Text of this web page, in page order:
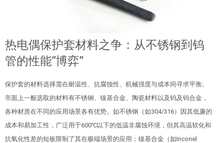
热电偶保护套材料之争：从不锈钢到钨
管的性能“博弈”
保护套的材料选择需在耐温性、抗腐蚀性、机械强度与成本间寻求平衡。
市面上一般选取的材料有不锈钢、镍基合金、陶瓷材料以及钨及钨合金，
各种材质在不同的应用场景各有优势。如不锈钢（如304/316）因其低廉的
成本和易加工性，广泛用于600℃以下的低温非腐蚀环境，但其高温软化和
抗氧化性差的短板限制了其在极端场景的应用；镍基合金（如Inconel